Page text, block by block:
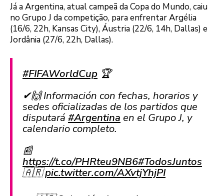
Já a Argentina, atual campeã da Copa do Mundo, caiu
no Grupo J da competição, para enfrentar Argélia
(16/6, 22h, Kansas City), Áustria (22/6, 14h, Dallas) e
Jordânia (27/6, 22h, Dallas).
#FIFAWorldCup 🏆
✔🙌 Información con fechas, horarios y
sedes oficializadas de los partidos que
disputará #Argentina en el Grupo J, y
calendario completo.
📰
https://t.co/PHRteu9NB6#TodosJuntos
🇦🇷pic.twitter.com/AXvtjYhjPI